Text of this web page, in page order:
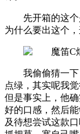
先开箱的这
为什么要出这个
我偷偷猜一
点绿，其实呢我
但是事实上，他
好的口感，然后
及待想尝试这款